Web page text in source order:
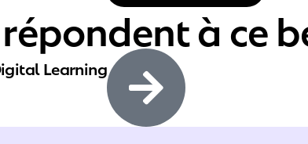
à ce
Learning​